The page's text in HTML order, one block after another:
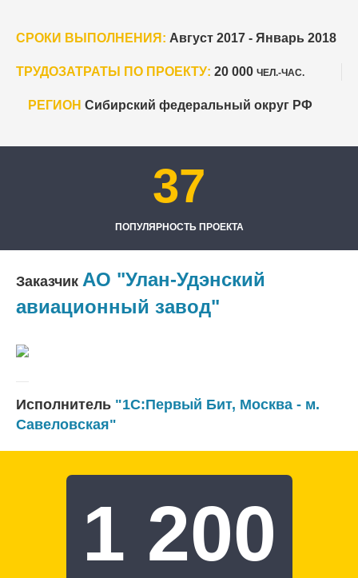
СРОКИ ВЫПОЛНЕНИЯ: Август 2017 - Январь 2018
ТРУДОЗАТРАТЫ ПО ПРОЕКТУ: 20 000 ЧЕЛ.-ЧАС.
РЕГИОН Сибирский федеральный округ РФ
37
ПОПУЛЯРНОСТЬ ПРОЕКТА
Заказчик АО "Улан-Удэнский
авиационный завод"
Исполнитель "1С:Первый Бит, Москва - м.
Савеловская"
1 200